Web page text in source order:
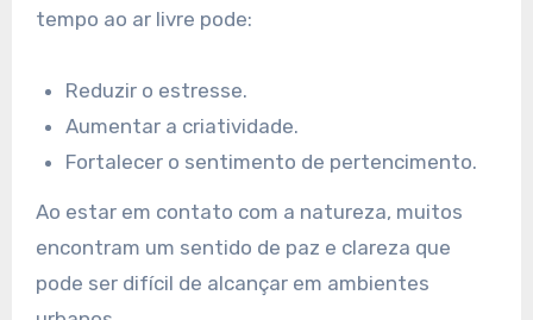
tempo ao ar livre pode:
Reduzir o estresse.
Aumentar a criatividade.
Fortalecer o sentimento de pertencimento.
Ao estar em contato com a natureza, muitos
encontram um sentido de paz e clareza que
pode ser difícil de alcançar em ambientes